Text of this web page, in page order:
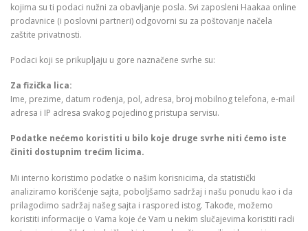
kojima su ti podaci nužni za obavljanje posla. Svi zaposleni Haakaa online
prodavnice (i poslovni partneri) odgovorni su za poštovanje načela
zaštite privatnosti.
Podaci koji se prikupljaju u gore naznačene svrhe su:
Za fizička lica:
Ime, prezime, datum rođenja, pol, adresa, broj mobilnog telefona, e-mail
adresa i IP adresa svakog pojedinog pristupa servisu.
Podatke nećemo koristiti u bilo koje druge svrhe niti ćemo iste
činiti dostupnim trećim licima.
Mi interno koristimo podatke o našim korisnicima, da statistički
analiziramo korišćenje sajta, poboljšamo sadržaj i našu ponudu kao i da
prilagodimo sadržaj našeg sajta i raspored istog. Takođe, možemo
koristiti informacije o Vama koje će Vam u nekim slučajevima koristiti radi